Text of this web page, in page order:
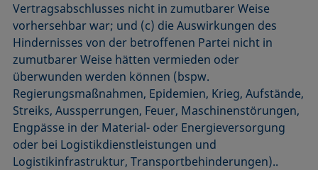
Vertragsabschlusses nicht in zumutbarer Weise
vorhersehbar war; und (c) die Auswirkungen des
Hindernisses von der betroffenen Partei nicht in
zumutbarer Weise hätten vermieden oder
überwunden werden können (bspw.
Regierungsmaßnahmen, Epidemien, Krieg, Aufstände,
Streiks, Aussperrungen, Feuer, Maschinenstörungen,
Engpässe in der Material- oder Energieversorgung
oder bei Logistikdienstleistungen und
Logistikinfrastruktur, Transportbehinderungen)..